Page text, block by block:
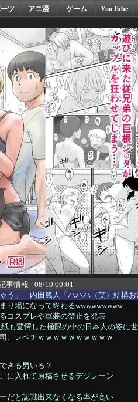
ツ アニ漫 ゲーム YouTube
事情報 - 08/10 00:01
う」 内田篤人「ハハハ（笑）結構お
り場になって終わるwwwwwwwww...
コスプレや軍装の禁止を発表
も驚愕した極限の中の日本人の姿に世
、レベチｗｗｗｗｗｗｗｗｗｗ
きる男いる？
に入れて原稿させるデジレーン
だと認識出来なくなる率が高い